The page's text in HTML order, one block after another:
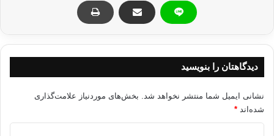
دیدگاهتان را بنویسید
نشانی ایمیل شما منتشر نخواهد شد. بخش‌های موردنیاز علامت‌گذاری
شده‌اند *